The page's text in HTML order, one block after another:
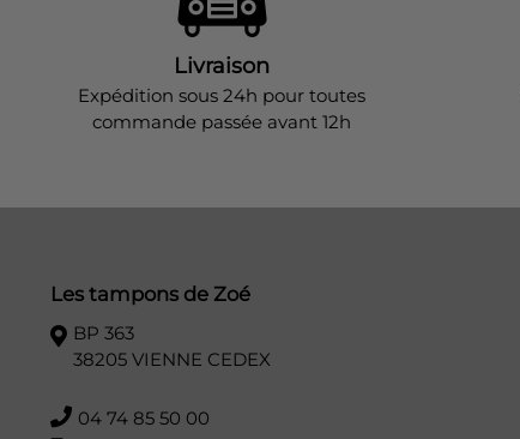
Livraison
Expédition sous 24h pour toutes
commande passée avant 12h
Les tampons de Zoé
BP 363
38205 VIENNE CEDEX
04 74 85 50 00